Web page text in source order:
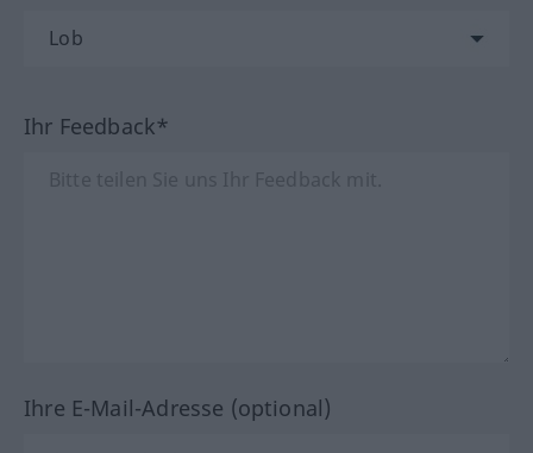
Ihr Feedback*
Ihre E-Mail-Adresse (optional)